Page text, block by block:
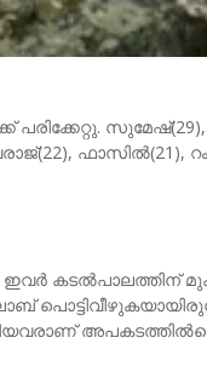
പരിക്കേറ്റു.
ഫാസിൽ(21),
ഇവർ കടൽപാലത്തിന്